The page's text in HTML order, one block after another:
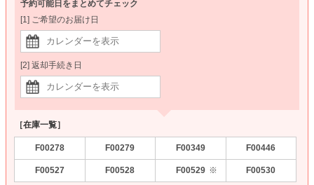
予約可能日をまとめてチェック
[1] ご希望のお届け日
[2] 返却手続き日
［在庫一覧］
F00278 F00279 F00349 F00446
F00527 F00528 F00529 ※ F00530